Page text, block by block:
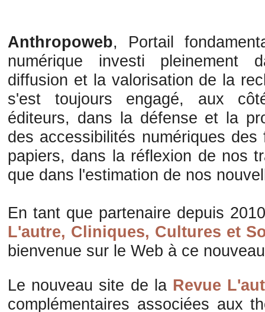
Anthropoweb, Portail
numérique investi pleinement
diffusion et la valorisation de la
s'est toujours engagé, aux
éditeurs, dans la défense et la
des accessibilités numériques des
papiers, dans la réflexion de nos
que dans l'estimation de nos
En tant que partenaire depuis
L'autre, Cliniques, Cultures et
bienvenue sur le Web à ce
Le nouveau site de la Revue
complémentaires associées aux